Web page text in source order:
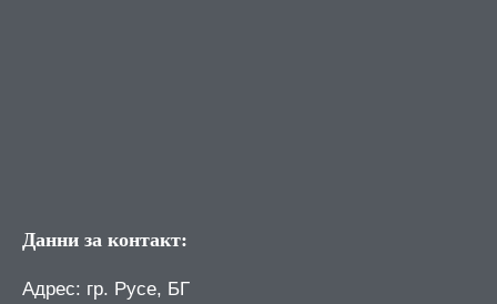
Данни за контакт:
Адрес: гр. Русе, БГ